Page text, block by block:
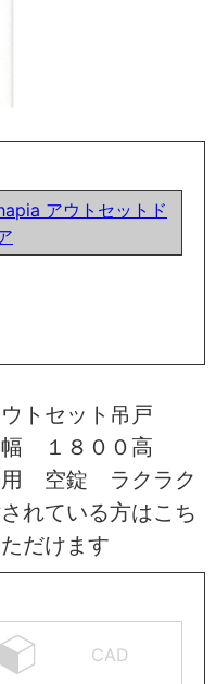
アウトセットド
トセット吊戸
１８００高
用 空錠 ラクラク
れている方はこち
だけます
CAD